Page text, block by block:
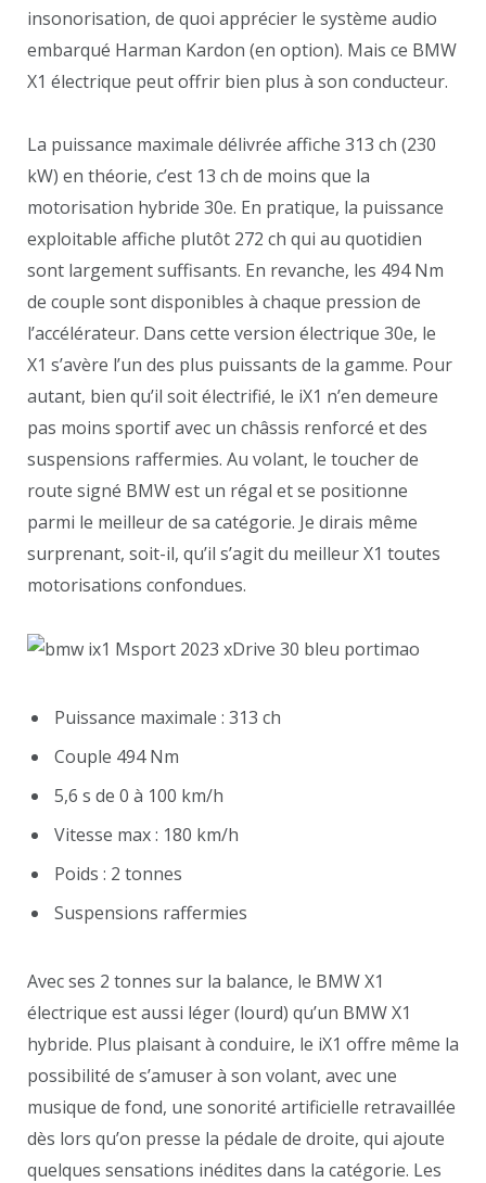
insonorisation, de quoi apprécier le système audio
embarqué Harman Kardon (en option). Mais ce BMW
X1 électrique peut offrir bien plus à son conducteur.
La puissance maximale délivrée affiche 313 ch (230
kW) en théorie, c’est 13 ch de moins que la
motorisation hybride 30e. En pratique, la puissance
exploitable affiche plutôt 272 ch qui au quotidien
sont largement suffisants. En revanche, les 494 Nm
de couple sont disponibles à chaque pression de
l’accélérateur. Dans cette version électrique 30e, le
X1 s’avère l’un des plus puissants de la gamme. Pour
autant, bien qu’il soit électrifié, le iX1 n’en demeure
pas moins sportif avec un châssis renforcé et des
suspensions raffermies. Au volant, le toucher de
route signé BMW est un régal et se positionne
parmi le meilleur de sa catégorie. Je dirais même
surprenant, soit-il, qu’il s’agit du meilleur X1 toutes
motorisations confondues.
Puissance maximale : 313 ch
Couple 494 Nm
5,6 s de 0 à 100 km/h
Vitesse max : 180 km/h
Poids : 2 tonnes
Suspensions raffermies
Avec ses 2 tonnes sur la balance, le BMW X1
électrique est aussi léger (lourd) qu’un BMW X1
hybride. Plus plaisant à conduire, le iX1 offre même la
possibilité de s’amuser à son volant, avec une
musique de fond, une sonorité artificielle retravaillée
dès lors qu’on presse la pédale de droite, qui ajoute
quelques sensations inédites dans la catégorie. Les